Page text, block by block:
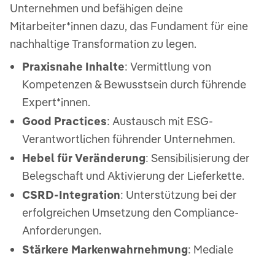
Unternehmen und befähigen deine
Mitarbeiter*innen dazu, das Fundament für eine
nachhaltige Transformation zu legen.
Praxisnahe Inhalte: Vermittlung von
Kompetenzen & Bewusstsein durch führende
Expert*innen.
Good Practices: Austausch mit ESG-
Verantwortlichen führender Unternehmen.
Hebel für Veränderung: Sensibilisierung der
Belegschaft und Aktivierung der Lieferkette.
CSRD-Integration: Unterstützung bei der
erfolgreichen Umsetzung den Compliance-
Anforderungen.
Stärkere Markenwahrnehmung: Mediale